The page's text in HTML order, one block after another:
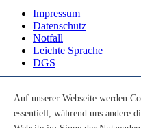
Impressum
Datenschutz
Notfall
Leichte Sprache
DGS
Youtube
Auf unserer Webseite werden
essentiell, während uns andere